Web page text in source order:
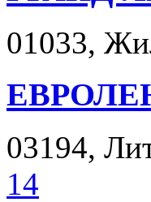
01033,
03194,
14